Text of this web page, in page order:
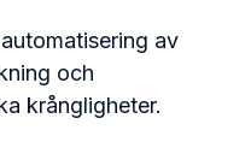
av
och
krångligheter.